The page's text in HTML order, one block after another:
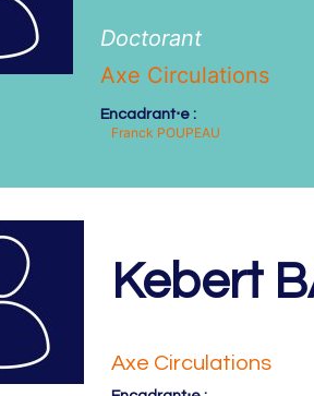
Doctorant
Axe Circulations
Encadrant⋅e :
Franck POUPEAU
Kebert
Axe Circulations